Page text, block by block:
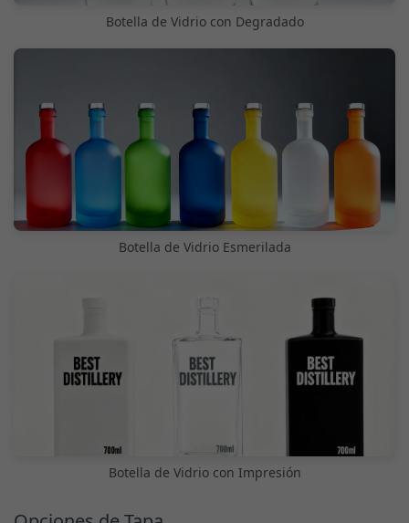
Botella de Vidrio con Degradado
Botella de Vidrio Esmerilada
Botella de Vidrio con Impresión